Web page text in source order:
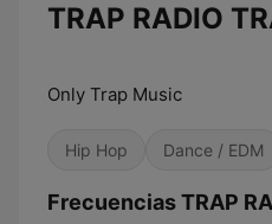
TRAP RADIO
Only Trap Music
Hip Hop Dance / EDM
Frecuencias TRAP